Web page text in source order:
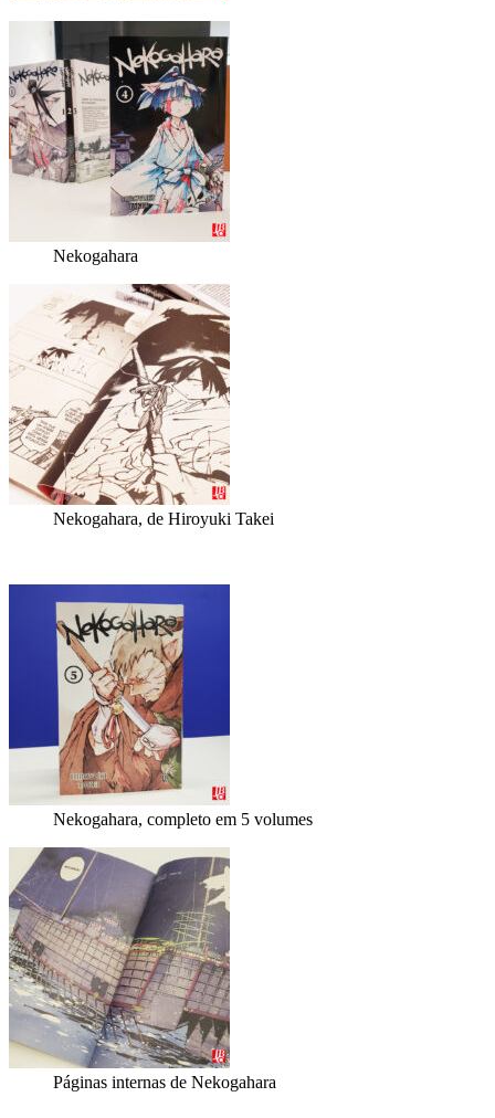
Nekogahara
Nekogahara, de Hiroyuki Takei
Nekogahara, completo em 5 volumes
Páginas internas de Nekogahara